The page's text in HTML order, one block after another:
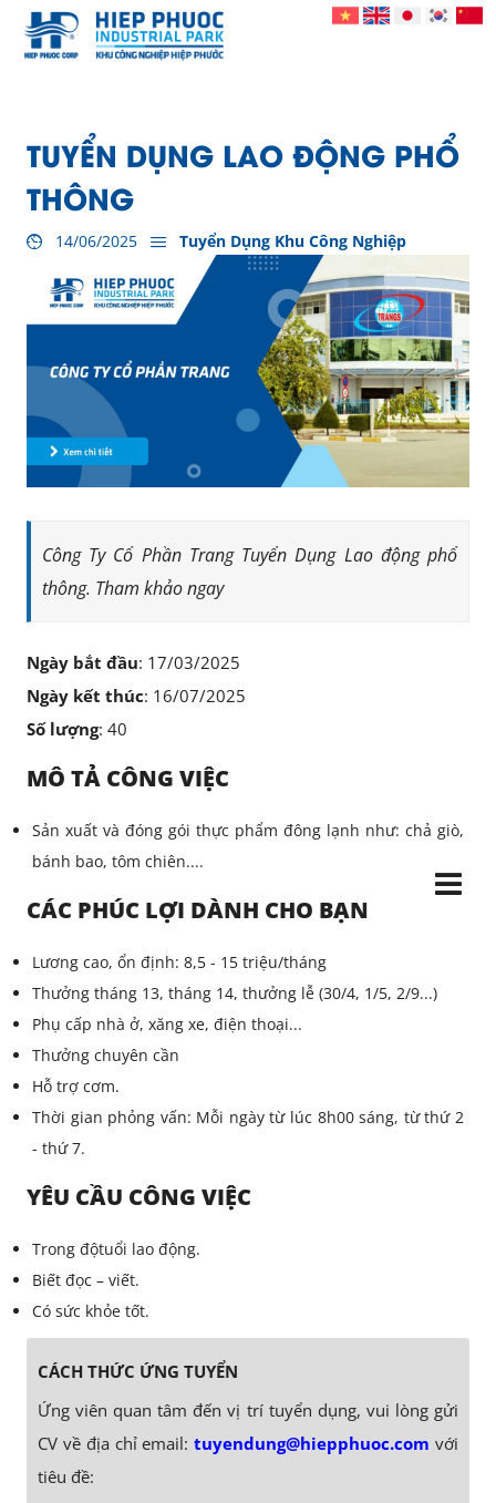
TUYỂN DỤNG LAO ĐỘNG PHỔ
THÔNG
14/06/2025 Tuyển Dụng Khu Công Nghiệp
Công Ty Cổ Phần Trang Tuyển Dụng Lao động phổ
thông. Tham khảo ngay
Ngày bắt đầu: 17/03/2025
Ngày kết thúc: 16/07/2025
Số lượng: 40
MÔ TẢ CÔNG VIỆC
Sản xuất và đóng gói thực phẩm đông lạnh như: chả giò,
bánh bao, tôm chiên....
CÁC PHÚC LỢI DÀNH CHO BẠN
Lương cao, ổn định: 8,5 - 15 triệu/tháng
Thưởng tháng 13, tháng 14, thưởng lễ (30/4, 1/5, 2/9...)
Phụ cấp nhà ở, xăng xe, điện thoại...
Thưởng chuyên cần
Hỗ trợ cơm.
Thời gian phỏng vấn: Mỗi ngày từ lúc 8h00 sáng, từ thứ 2
- thứ 7.
YÊU CẦU CÔNG VIỆC
Trong độtuổi lao động.
Biết đọc – viết.
Có sức khỏe tốt.
CÁCH THỨC ỨNG TUYỂN
Ứng viên quan tâm đến vị trí tuyển dụng, vui lòng gửi
CV về địa chỉ email:tuyendung@hiepphuoc.com với
tiêu đề: